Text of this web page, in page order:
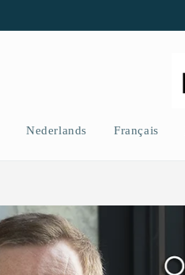
Nederlands Français